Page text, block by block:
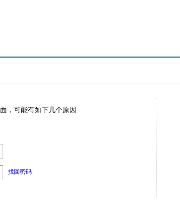
，可能有如下几个原因
找回密码